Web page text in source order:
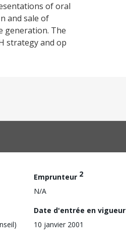
of oral
and sale of
generation. The
strategy and op
Emprunteur 2
N/A
Date d'entrée en vigueur
10 janvier 2001